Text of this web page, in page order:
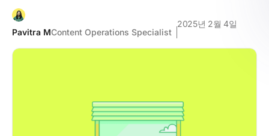
Pavitra MContent Operations Specialist
2025년 2월 4일